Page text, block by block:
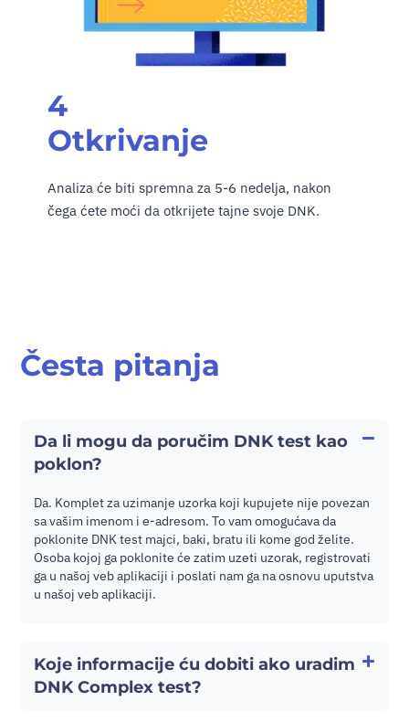
4
Otkrivanje
Analiza će biti spremna za 5-6 nedelja, nakon
čega ćete moći da otkrijete tajne svoje DNK.
Česta pitanja
Da li mogu da poručim DNK test kao
poklon?
Da. Komplet za uzimanje uzorka koji kupujete nije povezan
sa vašim imenom i e-adresom. To vam omogućava da
poklonite DNK test majci, baki, bratu ili kome god želite.
Osoba kojoj ga poklonite će zatim uzeti uzorak, registrovati
ga u našoj veb aplikaciji i poslati nam ga na osnovu uputstva
u našoj veb aplikaciji.
Koje informacije ću dobiti ako uradim
DNK Complex test?